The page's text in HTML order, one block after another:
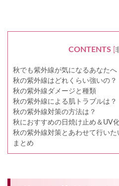
CONTENTS
秋でも紫外線が気になるあなたへ
秋の紫外線はどれくらい強いの？
秋の紫外線ダメージと種類
秋の紫外線による肌トラブルは？
秋の紫外線対策の方法は？
秋におすすめの日焼け止め＆UV
秋の紫外線対策とあわせて行い
まとめ